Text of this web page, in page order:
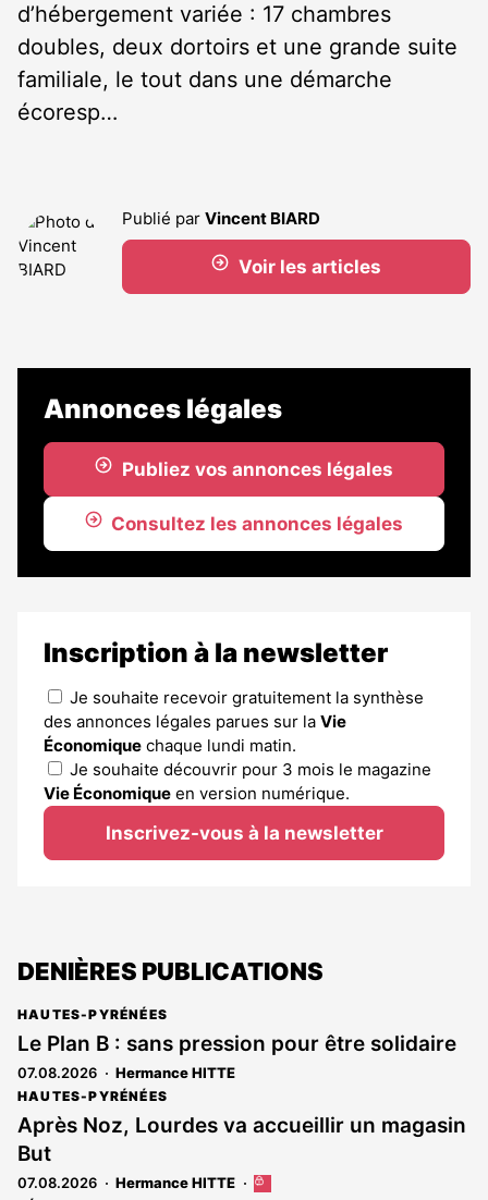
d’hébergement variée : 17 chambres
doubles, deux dortoirs et une grande suite
familiale, le tout dans une démarche
écoresp…
Publié par Vincent BIARD
Voir les articles
Annonces légales
Publiez vos annonces légales
Consultez les annonces légales
Inscription à la newsletter
Je souhaite recevoir gratuitement la synthèse
des annonces légales parues sur la Vie
Économique chaque lundi matin.
Je souhaite découvrir pour 3 mois le magazine
Vie Économique en version numérique.
Inscrivez-vous à la newsletter
DENIÈRES PUBLICATIONS
HAUTES-PYRÉNÉES
Le Plan B : sans pression pour être solidaire
07.08.2026 Hermance HITTE
HAUTES-PYRÉNÉES
Après Noz, Lourdes va accueillir un magasin
But
07.08.2026 Hermance HITTE
Cet